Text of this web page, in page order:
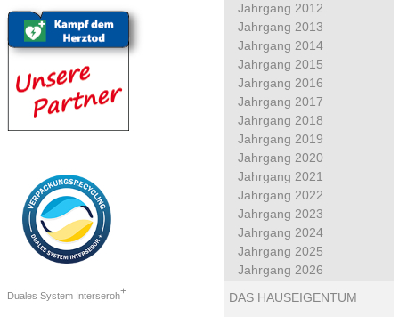
Duales System Interseroh+
Jahrgang 2012
Jahrgang 2013
Jahrgang 2014
Jahrgang 2015
Jahrgang 2016
Jahrgang 2017
Jahrgang 2018
Jahrgang 2019
Jahrgang 2020
Jahrgang 2021
Jahrgang 2022
Jahrgang 2023
Jahrgang 2024
Jahrgang 2025
Jahrgang 2026
DAS HAUSEIGENTUM